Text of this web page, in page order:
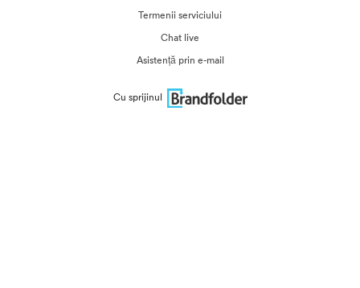
Termenii serviciului
Chat live
Asistență prin e-mail
Cu sprijinul